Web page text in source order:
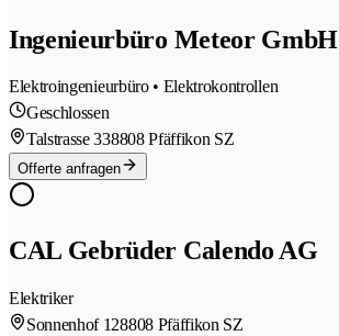
Ingenieurbüro Meteor GmbH
Elektroingenieurbüro • Elektrokontrollen
Geschlossen
Talstrasse 338808 Pfäffikon SZ
Offerte anfragen
CAL Gebrüder Calendo AG
Elektriker
Sonnenhof 128808 Pfäffikon SZ